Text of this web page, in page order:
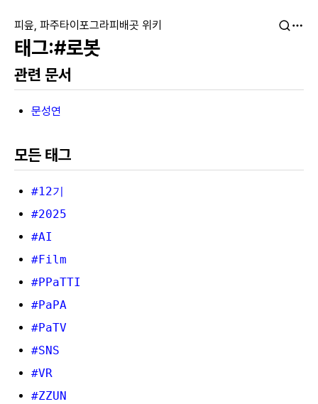
피읖, 파주타이포그라피배곳 위키
#로봇
관련 문서
문성연
모든 태그
#12기
#2025
#AI
#Film
#PPaTTI
#PaPA
#PaTV
#SNS
#VR
#ZZUN